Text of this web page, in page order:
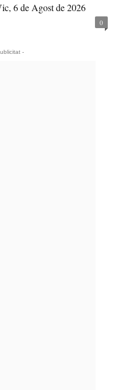
6 de Agost de 2026
0
-